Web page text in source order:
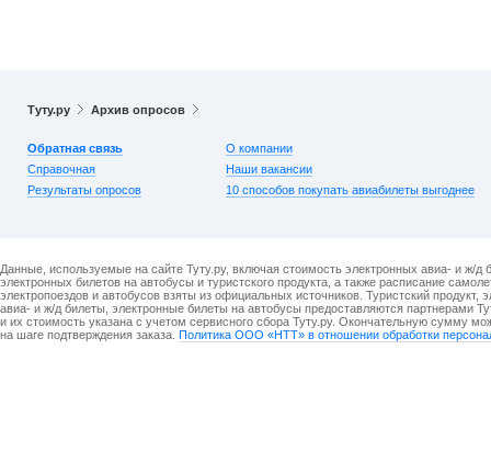
Туту.ру Архив опросов
Обратная связь
Справочная
Результаты опросов
О компании
Наши вакансии
10 способов покупать авиабилеты выгоднее
Данные, используемые на сайте Туту.ру, включая стоимость электронных авиа- и ж/д
электронных билетов на автобусы и туристского продукта, а также расписание
электропоездов и автобусов взяты из официальных источников. Туристский продукт,
авиа- и ж/д билеты, электронные билеты на автобусы предоставляются партнерами
и их стоимость указана с учетом сервисного сбора Туту.ру. Окончательную сумму
на шаге подтверждения заказа. Политика ООО «НТТ» в отношении обработки